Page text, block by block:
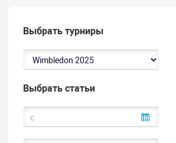
Выбрать турниры
Выбрать статьи